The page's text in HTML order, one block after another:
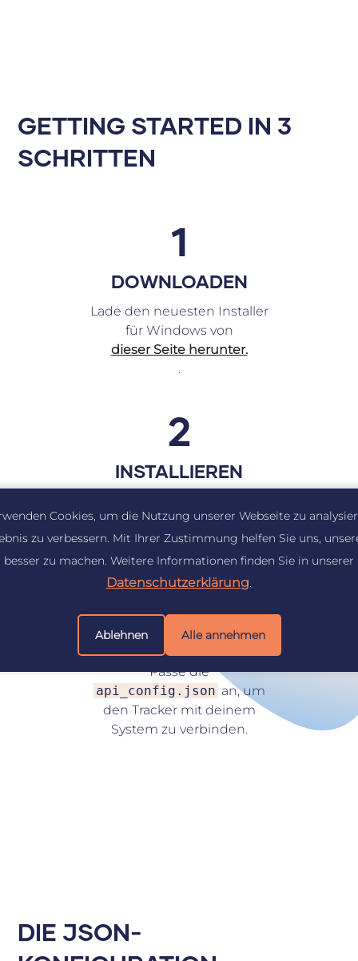
GETTING STARTED IN 3
SCHRITTEN
1
DOWNLOADEN
Lade den neuesten Installer
für Windows von
dieser Seite herunter.
.
2
INSTALLIEREN
.exe-Datei aus und folge
den Anweisungen.
3
KONFIGURIEREN
Passe die
api_config.json an, um
den Tracker mit deinem
System zu verbinden.
DIE JSON-
Cookies, um die Nutzung unserer Webseite zu
zu verbessern. Mit Ihrer Zustimmung helfen Sie uns,
besser zu machen. Weitere Informationen finden Sie in unserer
Datenschutzerklärung.
Ablehnen Alle annehmen